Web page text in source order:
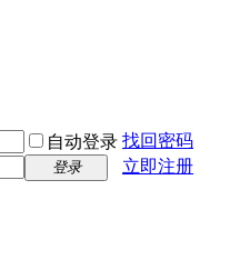
自动登录 找回密码
登录
立即注册